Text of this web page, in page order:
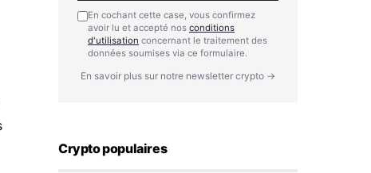
En cochant cette case, vous confirmez
avoir lu et accepté nos conditions
d'utilisation concernant le traitement des
données soumises via ce formulaire.
En savoir plus sur notre newsletter crypto →
Crypto populaires